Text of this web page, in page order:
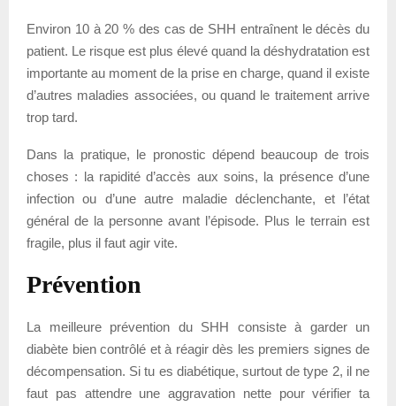
Environ 10 à 20 % des cas de SHH entraînent le décès du
patient. Le risque est plus élevé quand la déshydratation est
importante au moment de la prise en charge, quand il existe
d’autres maladies associées, ou quand le traitement arrive
trop tard.
Dans la pratique, le pronostic dépend beaucoup de trois
choses : la rapidité d’accès aux soins, la présence d’une
infection ou d’une autre maladie déclenchante, et l’état
général de la personne avant l’épisode. Plus le terrain est
fragile, plus il faut agir vite.
Prévention
La meilleure prévention du SHH consiste à garder un
diabète bien contrôlé et à réagir dès les premiers signes de
décompensation. Si tu es diabétique, surtout de type 2, il ne
faut pas attendre une aggravation nette pour vérifier ta